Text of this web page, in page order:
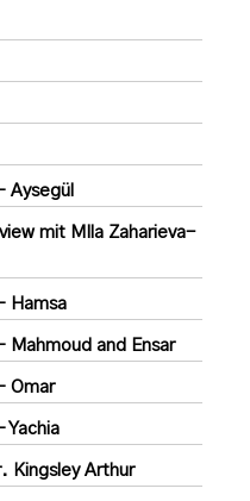
Aysegül
mit MIla Zaharieva-
Hamsa
Mahmoud and Ensar
Omar
Yachia
Kingsley Arthur